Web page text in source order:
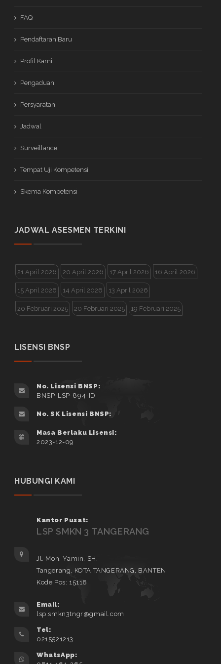
FAQ
Pendaftaran Baru
Profil Kami
Pengaduan
Persyaratan
Jadwal
Surveillance
Tempat Uji Kompetensi
Skema Kompetensi
JADWAL ASESMEN TERKINI
21 April 2026 20 April 2026 17 April 2026 16 April 2026
15 April 2026 14 April 2026 13 April 2026
20 Februari 2025 20 Februari 2025 19 Februari 2025
LISENSI BNSP
No. Lisensi BNSP:
BNSP-LSP-894-ID
No. SK Lisensi BNSP:
Masa Berlaku Lisensi:
2023-12-09
HUBUNGI KAMI
Kantor Pusat:
LSP SMKN 3 TANGERANG
Jl. Moh. Yamin, SH.
Tangerang, KOTA TANGERANG, BANTEN
Kode Pos: 15118
Email:
lsp.smkn3tngr@gmail.com
Tel:
0215521213
WhatsApp: